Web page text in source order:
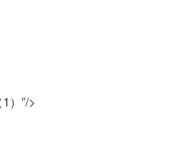
）”/>